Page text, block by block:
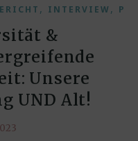
, INTERVIEW ,
&
Unsere
UND Alt!